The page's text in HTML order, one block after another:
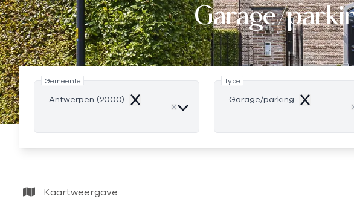
Garage/
Gemeente
Antwerpen (2000)
Remove
Type
Garage/parking
Remove
Kaartweergave